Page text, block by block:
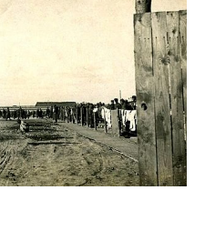
sérieusement